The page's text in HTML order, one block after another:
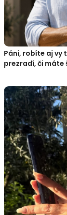
Páni, robíte aj vy
prezradí, či máte